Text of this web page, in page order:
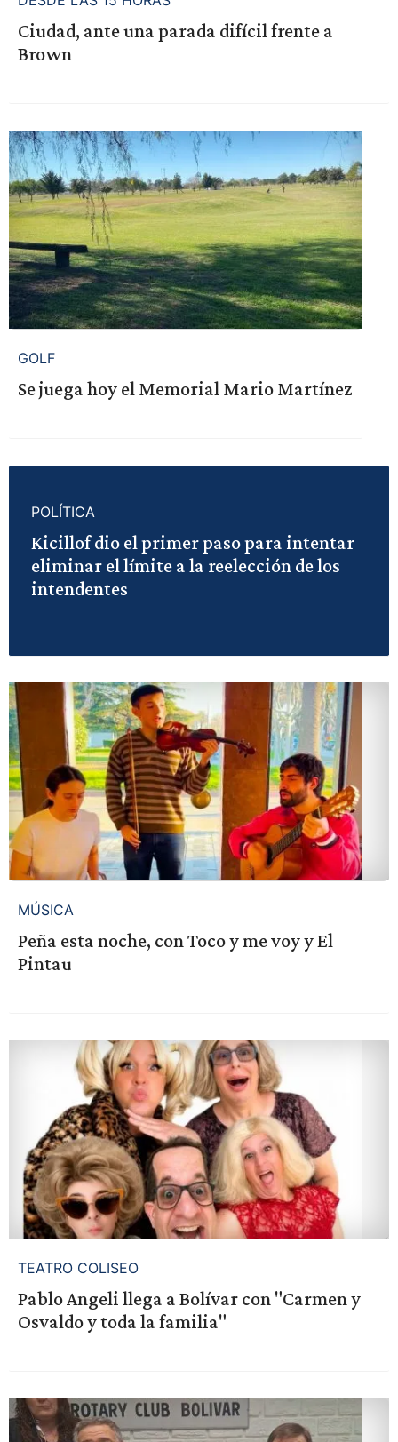
Ciudad, ante una parada difícil frente a
Brown
GOLF
Se juega hoy el Memorial Mario Martínez
POLÍTICA
Kicillof dio el primer paso para intentar
eliminar el límite a la reelección de los
intendentes
MÚSICA
Peña esta noche, con Toco y me voy y El
Pintau
TEATRO COLISEO
Pablo Angeli llega a Bolívar con "Carmen y
Osvaldo y toda la familia"